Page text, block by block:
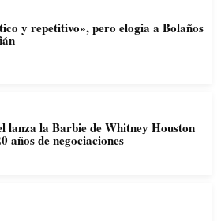
y repetitivo», pero elogia a Bolaños
lanza la Barbie de Whitney Houston
años de negociaciones